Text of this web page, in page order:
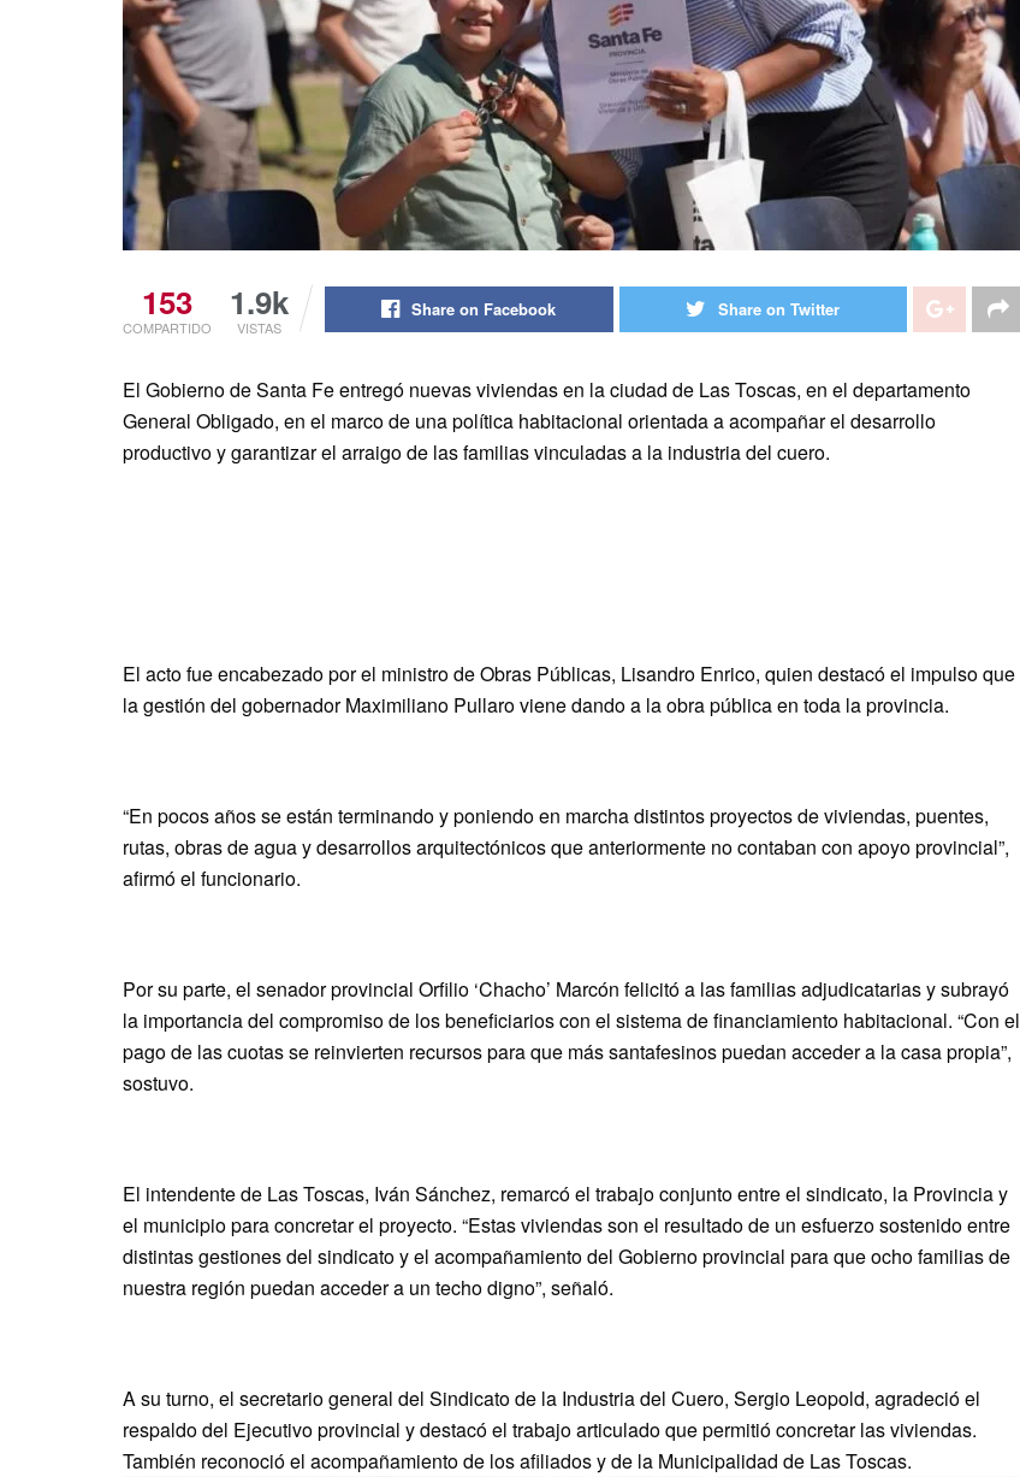
153
COMPARTIDO
1.9k
VISTAS
Share on Facebook Share on Twitter
El Gobierno de Santa Fe entregó nuevas viviendas en la ciudad de Las Toscas, en el departamento
General Obligado, en el marco de una política habitacional orientada a acompañar el desarrollo
productivo y garantizar el arraigo de las familias vinculadas a la industria del cuero.
El acto fue encabezado por el ministro de Obras Públicas, Lisandro Enrico, quien destacó el impulso que
la gestión del gobernador Maximiliano Pullaro viene dando a la obra pública en toda la provincia.
“En pocos años se están terminando y poniendo en marcha distintos proyectos de viviendas, puentes,
rutas, obras de agua y desarrollos arquitectónicos que anteriormente no contaban con apoyo provincial”,
afirmó el funcionario.
Por su parte, el senador provincial Orfilio ‘Chacho’ Marcón felicitó a las familias adjudicatarias y subrayó
la importancia del compromiso de los beneficiarios con el sistema de financiamiento habitacional. “Con el
pago de las cuotas se reinvierten recursos para que más santafesinos puedan acceder a la casa propia”,
sostuvo.
El intendente de Las Toscas, Iván Sánchez, remarcó el trabajo conjunto entre el sindicato, la Provincia y
el municipio para concretar el proyecto. “Estas viviendas son el resultado de un esfuerzo sostenido entre
distintas gestiones del sindicato y el acompañamiento del Gobierno provincial para que ocho familias de
nuestra región puedan acceder a un techo digno”, señaló.
A su turno, el secretario general del Sindicato de la Industria del Cuero, Sergio Leopold, agradeció el
respaldo del Ejecutivo provincial y destacó el trabajo articulado que permitió concretar las viviendas.
También reconoció el acompañamiento de los afiliados y de la Municipalidad de Las Toscas.